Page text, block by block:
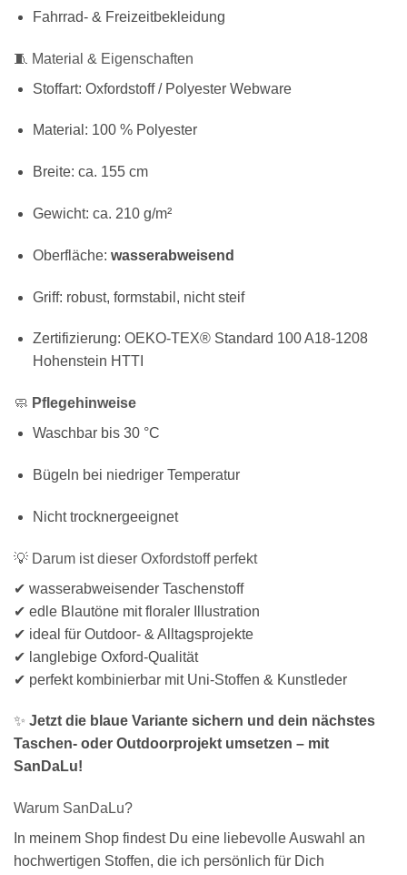
Fahrrad- & Freizeitbekleidung
🧵 Material & Eigenschaften
Stoffart: Oxfordstoff / Polyester Webware
Material: 100 % Polyester
Breite: ca. 155 cm
Gewicht: ca. 210 g/m²
Oberfläche: wasserabweisend
Griff: robust, formstabil, nicht steif
Zertifizierung: OEKO-TEX® Standard 100 A18-1208
Hohenstein HTTI
🧼 Pflegehinweise
Waschbar bis 30 °C
Bügeln bei niedriger Temperatur
Nicht trocknergeeignet
💡 Darum ist dieser Oxfordstoff perfekt
✔ wasserabweisender Taschenstoff
✔ edle Blautöne mit floraler Illustration
✔ ideal für Outdoor- & Alltagsprojekte
✔ langlebige Oxford-Qualität
✔ perfekt kombinierbar mit Uni-Stoffen & Kunstleder
✨ Jetzt die blaue Variante sichern und dein nächstes
Taschen- oder Outdoorprojekt umsetzen – mit
SanDaLu!
Warum SanDaLu?
In meinem Shop findest Du eine liebevolle Auswahl an
hochwertigen Stoffen, die ich persönlich für Dich